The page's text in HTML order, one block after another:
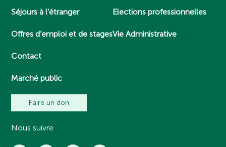
Séjours à l’étranger
Offres d’emploi et de stages
Contact
Marché public
Elections professionnelles
Vie Administrative
Faire un don
Nous suivre